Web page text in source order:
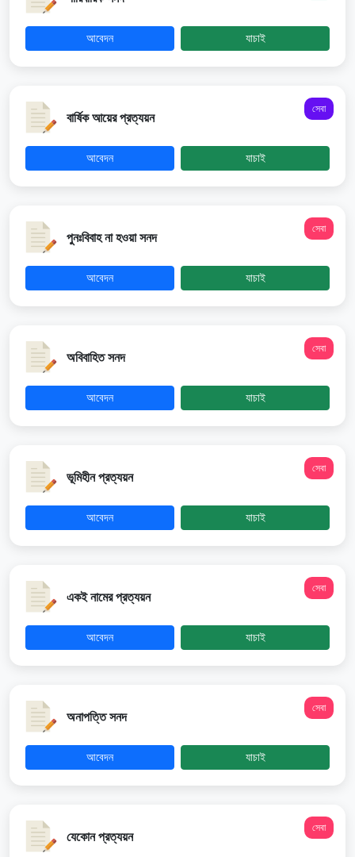
আবেদন যাচাই
সেবা
বার্ষিক আয়ের প্রত্যয়ন
আবেদন যাচাই
সেবা
পুনঃবিবাহ না হওয়া সনদ
আবেদন যাচাই
সেবা
অবিবাহিত সনদ
আবেদন যাচাই
সেবা
ভূমিহীন প্রত্যয়ন
আবেদন যাচাই
সেবা
একই নামের প্রত্যয়ন
আবেদন যাচাই
সেবা
অনাপত্তি সনদ
আবেদন যাচাই
সেবা
যেকোন প্রত্যয়ন